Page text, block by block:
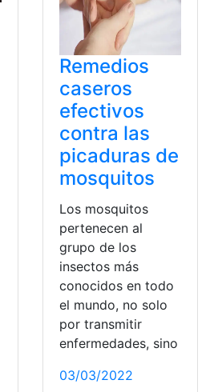
Remedios
caseros
efectivos
contra las
picaduras de
mosquitos
Los mosquitos
pertenecen al
grupo de los
insectos más
conocidos en todo
el mundo, no solo
por transmitir
enfermedades, sino
03/03/2022